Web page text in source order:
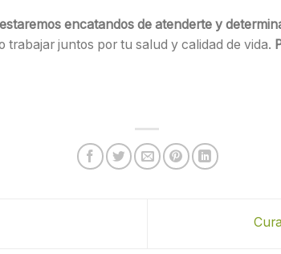
encatandos de atenderte y
trabajar juntos por tu salud y calidad de vida.